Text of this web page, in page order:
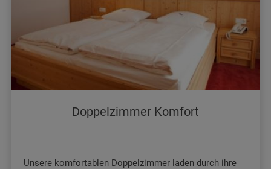
Doppelzimmer Komfort
Unsere komfortablen Doppelzimmer laden durch ihre